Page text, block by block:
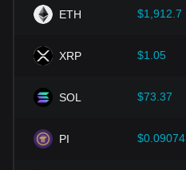
未来走势，并根据市场变化及时
ETH $1,912.7
XRP $1.05
SOL $73.37
PI $0.09074